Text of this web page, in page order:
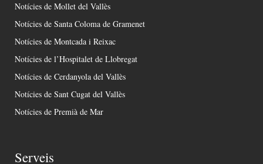
Notícies de Mollet del Vallès
Notícies de Santa Coloma de Gramenet
Notícies de Montcada i Reixac
Notícies de l’Hospitalet de Llobregat
Notícies de Cerdanyola del Vallès
Notícies de Sant Cugat del Vallès
Notícies de Premià de Mar
Serveis